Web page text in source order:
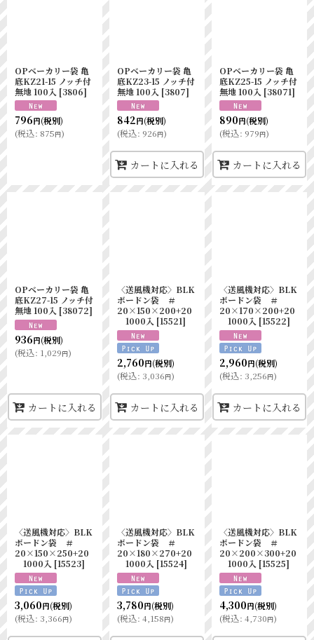
OPベーカリー袋 亀
底KZ21-15 ノッチ付
無地 100入 [3806]
796円(税別)
(税込: 875円)
OPベーカリー袋 亀
底KZ23-15 ノッチ付
無地 100入 [3807]
842円(税別)
(税込: 926円)
カートに入れる
OPベーカリー袋 亀
底KZ25-15 ノッチ付
無地 100入 [38071]
890円(税別)
(税込: 979円)
カートに入れる
OPベーカリー袋 亀
底KZ27-15 ノッチ付
無地 100入 [38072]
936円(税別)
(税込: 1,029円)
カートに入れる
〈送風機対応〉BLK
ボードン袋 ＃
20×150×200+20
1000入 [15521]
2,760円(税別)
(税込: 3,036円)
カートに入れる
〈送風機対応〉BLK
ボードン袋 ＃
20×170×200+20
1000入 [15522]
2,960円(税別)
(税込: 3,256円)
カートに入れる
〈送風機対応〉BLK
ボードン袋 ＃
20×150×250+20
1000入 [15523]
3,060円(税別)
(税込: 3,366円)
〈送風機対応〉BLK
ボードン袋 ＃
20×180×270+20
1000入 [15524]
3,780円(税別)
(税込: 4,158円)
〈送風機対応〉BLK
ボードン袋 ＃
20×200×300+20
1000入 [15525]
4,300円(税別)
(税込: 4,730円)